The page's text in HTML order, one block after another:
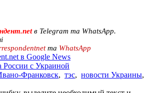
в Telegram та WhatsApp.
та WhatsApp
в Google News
России с Украиной
Франковск, тэс, новости Украины,